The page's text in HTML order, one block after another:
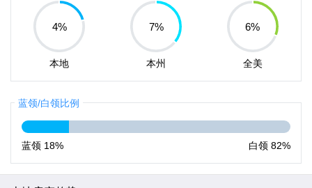
4%
本地
7%
本州
6%
全美
蓝领/白领比例
蓝领 18% 白领 82%